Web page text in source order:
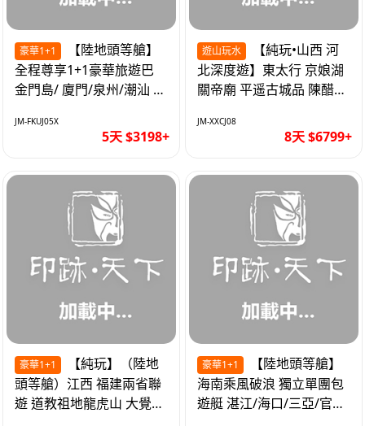
豪華1+1
全程尊享1+1豪華旅遊巴
金門島/ 廈門/泉州/潮汕 無
JM-FKUJ05X
5天 $3198+
遊山玩水
北深度遊】東太行 京娘湖
關帝廟 平遥古城品 陳醋咖
JM-XXCJ08
8天 $6799+
豪華1+1
頭等艙）江西 福建兩省聯
遊 道教祖地龍虎山 大覺山
豪華1+1
海南乘風破浪 獨立單團包
遊艇 湛江/海口/三亞/官塘/